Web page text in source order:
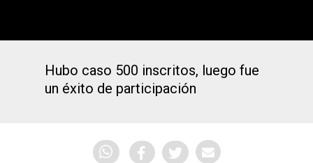
Hubo caso 500 inscritos, luego fue
un éxito de participación